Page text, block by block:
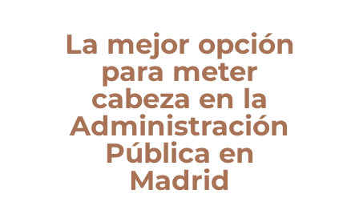
La mejor opción
para meter
cabeza en la
Administración
Pública en
Madrid